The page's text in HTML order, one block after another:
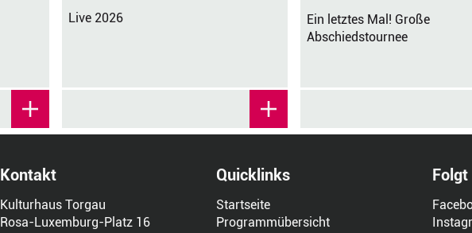
Live 2026
Ein letztes Mal! Große
Abschiedstournee
Kontakt
Kulturhaus Torgau
Rosa-Luxemburg-Platz 16
Quicklinks
Startseite
Programmübersicht